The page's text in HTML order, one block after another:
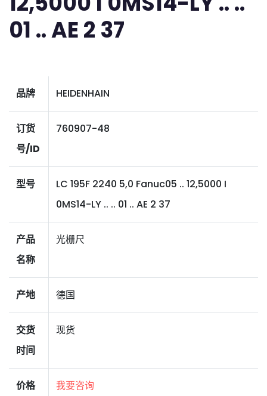
01 .. AE 2 37
品牌 HEIDENHAIN
订货
号/ID
760907-48
型号
LC 195F 2240 5,0 Fanuc05 .. 12,5000 I
0MS14-LY .. .. 01 .. AE 2 37
产品
名称
光栅尺
产地 德国
交货
时间
现货
价格 我要咨询